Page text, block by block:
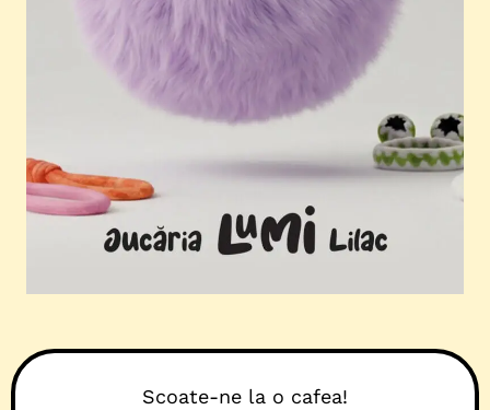
Scoate-ne la o cafea!